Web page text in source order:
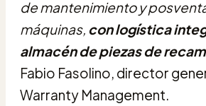
de mantenimiento y
máquinas, con logística
almacén de piezas de
Fabio Fasolino, director
Warranty Management.